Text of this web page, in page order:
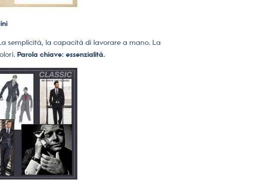
semplicità, la capacità di lavorare a mano. La
Parola chiave: essenzialità.